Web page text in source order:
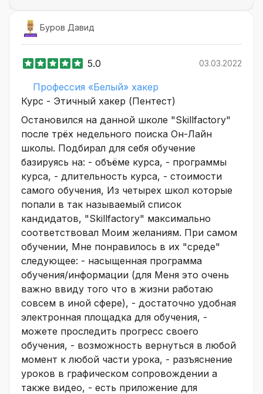
Буров Давид
5.0 03.03.2022
Профессия «Белый» хакер
Курс - Этичный хакер (Пентест)
Остановился на данной школе "Skillfactory"
после трёх недельного поиска Он-Лайн
школы. Подбирал для себя обучение
базируясь на: - объёме курса, - программы
курса, - длительность курса, - стоимости
самого обучения, Из четырех школ которые
попали в так называемый список
кандидатов, "Skillfactory" максимально
соответствовал Моим желаниям. При самом
обучении, Мне понравилось в их "среде"
следующее: - насыщенная программа
обучения/информации (для Меня это очень
важно ввиду того что в жизни работаю
совсем в иной сфере), - достаточно удобная
электронная площадка для обучения, -
можете проследить прогресс своего
обучения, - возможность вернуться в любой
момент к любой части урока, - разъяснение
уроков в графическом сопровождении а
также видео, - есть приложение для